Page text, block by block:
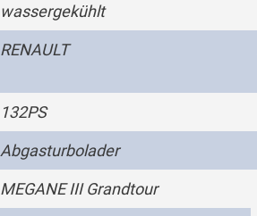
wassergekühlt
RENAULT
132PS
Abgasturbolader
MEGANE III Grandtour